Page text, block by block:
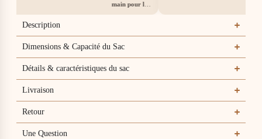
main pour les
courspour son
depasse, bonne
finition. La
doublure et
dure, a
Description
Dimensions & Capacité du Sac
Détails & caractéristiques du sac
Livraison
Retour
Une Question